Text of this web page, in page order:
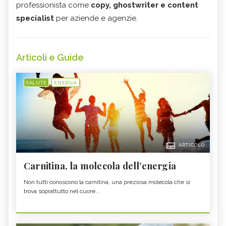
professionista come copy, ghostwriter e content
specialist per aziende e agenzie.
Articoli e Guide
SALUTE ENERGIA
ARTICOLO
Carnitina, la molecola dell’energia
Non tutti conoscono la carnitina, una preziosa molecola che si
trova soprattutto nel cuore...